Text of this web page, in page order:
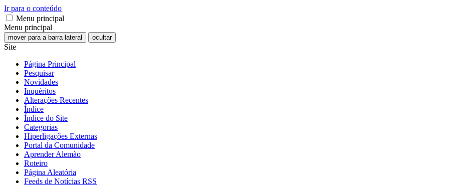
Ir para o conteúdo
Menu principal
Menu principal
mover para a barra lateral ocultar
Site
Página Principal
Pesquisar
Novidades
Inquéritos
Alterações Recentes
Índice
Índice do Site
Categorias
Hiperligações Externas
Portal da Comunidade
Aprender Alemão
Roteiro
Página Aleatória
Feeds de Notícias RSS